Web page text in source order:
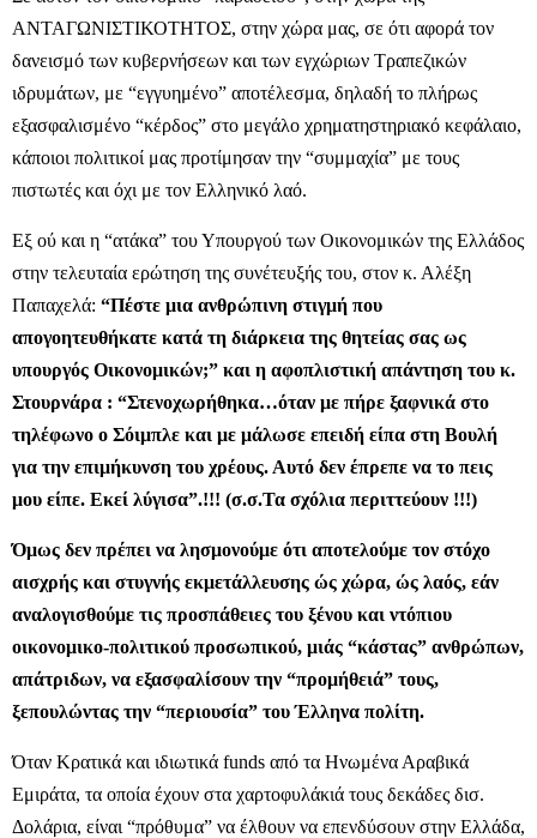
ΑΝΤΑΓΩΝΙΣΤΙΚΟΤΗΤΟΣ, στην χώρα μας, σε ότι αφορά τον
δανεισμό των κυβερνήσεων και των εγχώριων Τραπεζικών
ιδρυμάτων, με “εγγυημένο” αποτέλεσμα, δηλαδή το πλήρως
εξασφαλισμένο “κέρδος” στο μεγάλο χρηματηστηριακό κεφάλαιο,
κάποιοι πολιτικοί μας προτίμησαν την “συμμαχία” με τους
πιστωτές και όχι με τον Ελληνικό λαό.
Εξ ού και η “ατάκα” του Υπουργού των Οικονομικών της Ελλάδος
στην τελευταία ερώτηση της συνέτευξής του, στον κ. Αλέξη
Παπαχελά: “Πέστε μια ανθρώπινη στιγμή που
απογοητευθήκατε κατά τη διάρκεια της θητείας σας ως
υπουργός Οικονομικών;” και η αφοπλιστική απάντηση του κ.
Στουρνάρα : “Στενοχωρήθηκα…όταν με πήρε ξαφνικά στο
τηλέφωνο ο Σόιμπλε και με μάλωσε επειδή είπα στη Βουλή
για την επιμήκυνση του χρέους. Αυτό δεν έπρεπε να το πεις
μου είπε. Εκεί λύγισα”.!!! (σ.σ.Τα σχόλια περιττεύουν !!!)
Όμως δεν πρέπει να λησμονούμε ότι αποτελούμε τον στόχο
αισχρής και στυγνής εκμετάλλευσης ώς χώρα, ώς λαός, εάν
αναλογισθούμε τις προσπάθειες του ξένου και ντόπιου
οικονομικο-πολιτικού προσωπικού, μιάς “κάστας” ανθρώπων,
απάτριδων, να εξασφαλίσουν την “προμήθειά” τους,
ξεπουλώντας την “περιουσία” του Έλληνα πολίτη.
Όταν Κρατικά και ιδιωτικά funds από τα Ηνωμένα Αραβικά
Εμιράτα, τα οποία έχουν στα χαρτοφυλάκιά τους δεκάδες δισ.
Δολάρια, είναι “πρόθυμα” να έλθουν να επενδύσουν στην Ελλάδα,